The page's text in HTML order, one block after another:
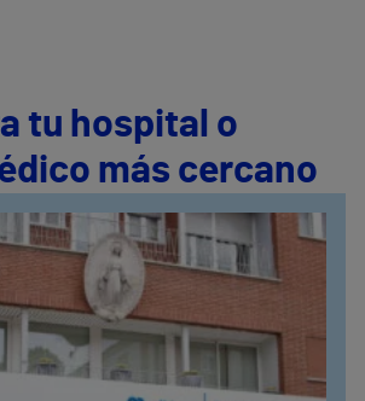
tu hospital o
más cercano